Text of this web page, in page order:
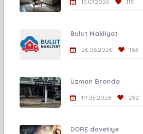
15.07.2026 115
Bulut Nakliyat
26.06.2026 166
Uzman Branda
19.05.2026 282
DORE davetiye